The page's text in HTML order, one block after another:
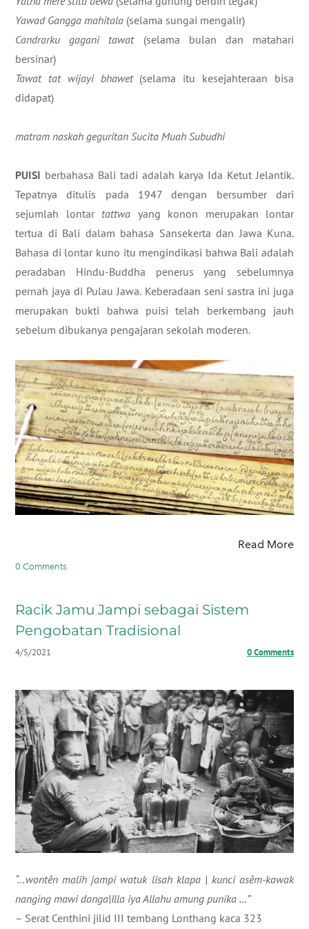
Yawad Gangga mahitala (selama sungai mengalir)
Candrarku gagani tawat(selama bulan dan matahari
bersinar)
Tawat tat wijayi bhawet(selama itu kesejahteraan bisa
didapat)
matram naskah geguritan Sucita Muah Subudhi
PUISI berbahasa Bali tadi adalah karya Ida Ketut Jelantik.
Tepatnya ditulis pada 1947 dengan bersumber dari
sejumlah lontar tattwa yang konon merupakan lontar
tertua di Bali dalam bahasa Sansekerta dan Jawa Kuna.
Bahasa di lontar kuno itu mengindikasi bahwa Bali adalah
peradaban Hindu-Buddha penerus yang sebelumnya
pernah jaya di Pulau Jawa. Keberadaan seni sastra ini juga
merupakan bukti bahwa puisi telah berkembang jauh
sebelum dibukanya pengajaran sekolah moderen.
Read More
0 Comments
Racik Jamu Jampi sebagai Sistem
Pengobatan Tradisional
4/5/2021 0 Comments
“…wontên malih jampi watuk lisah klapa | kunci asêm-kawak
nanging mawi donga|Illa iya Allahu amung punika …”
– Serat Centhini jilid III tembang Lonthang kaca 323